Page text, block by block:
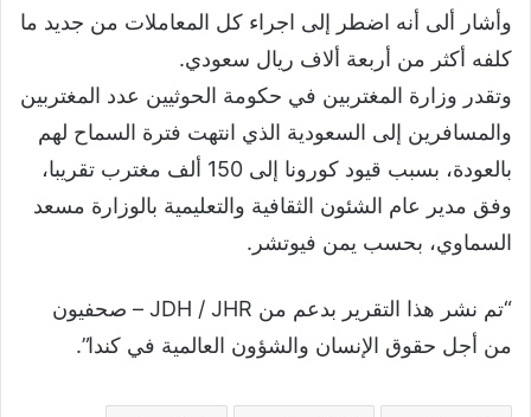
وأشار ألى أنه اضطر إلى اجراء كل المعاملات من جديد ما
كلفه أكثر من أربعة ألاف ريال سعودي.
وتقدر وزارة المغتربين في حكومة الحوثيين عدد المغتربين
والمسافرين إلى السعودية الذي انتهت فترة السماح لهم
بالعودة، بسبب قيود كورونا إلى 150 ألف مغترب تقريبا،
وفق مدير عام الشئون الثقافية والتعليمية بالوزارة مسعد
السماوي، بحسب يمن فيوتشر.
“تم نشر هذا التقرير بدعم من JDH / JHR – صحفيون
من أجل حقوق الإنسان والشؤون العالمية في كندا”.